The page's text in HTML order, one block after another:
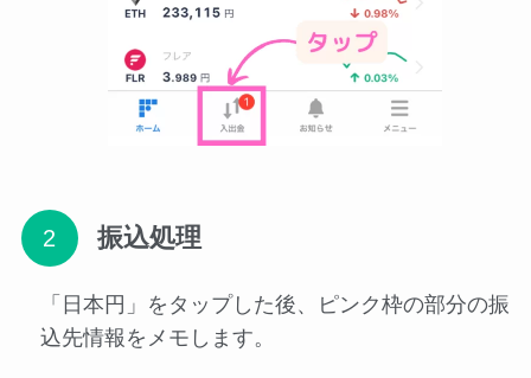
振込処理
「日本円」をタップした後、ピンク枠の部分の振
込先情報をメモします。